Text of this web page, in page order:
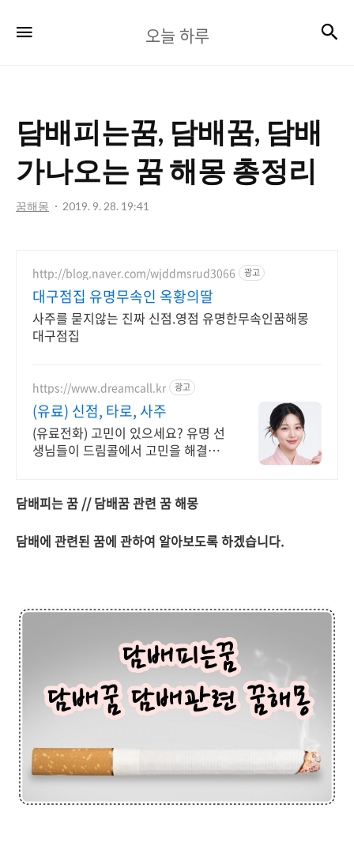
늘
오늘 하루
담배피는꿈, 담배꿈, 담배
가나오는 꿈 해몽 총정리
꿈해몽 2019. 9. 28. 19:41
http://blog.naver.com/wjddmsrud3066 광고
대구점집 유명무속인 옥황의딸
사주를 묻지않는 진짜 신점.영점 유명한무속인꿈해몽
대구점집
https://www.dreamcall.kr 광고
(유료) 신점, 타로, 사주
(유료전화) 고민이 있으세요? 유명 선
생님들이 드림콜에서 고민을 해결해
담배피는 꿈 // 담배꿈 관련 꿈 해몽
담배에 관련된 꿈에 관하여 알아보도록 하겠습니다.